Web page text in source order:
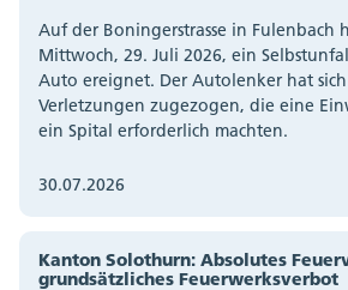
Auf der Boningerstrasse in Fulenbach
Mittwoch, 29. Juli 2026, ein
Auto ereignet. Der Autolenker hat
Verletzungen zugezogen, die eine
ein Spital erforderlich machten.
30.07.2026
Kanton Solothurn: Absolutes
grundsätzliches Feuerwerksverbot